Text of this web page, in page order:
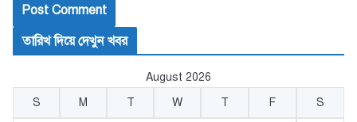
তারিখ দিয়ে দেখুন খবর
August 2026
S
M T W T F S